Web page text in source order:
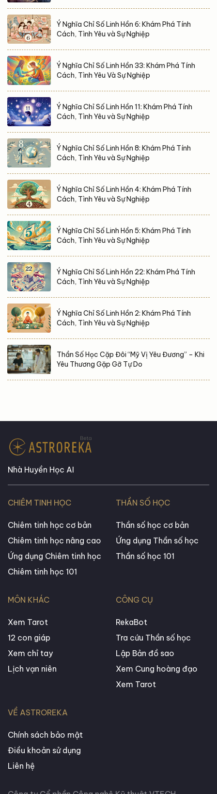
Ý Nghĩa Chỉ Số Linh Hồn 6: Khám Phá Tính
Cách, Tình Yêu và Sự Nghiệp
Ý Nghĩa Chỉ Số Linh Hồn 33: Khám Phá Tính
Cách, Tình Yêu Và Sự Nghiệp
Ý Nghĩa Chỉ Số Linh Hồn 11: Khám Phá Tính
Cách, Tình Yêu và Sự Nghiệp
Ý Nghĩa Chỉ Số Linh Hồn 8: Khám Phá Tính
Cách, Tình Yêu và Sự Nghiệp
Ý Nghĩa Chỉ Số Linh Hồn 4: Khám Phá Tính
Cách, Tình Yêu và Sự Nghiệp
Ý Nghĩa Chỉ Số Linh Hồn 5: Khám Phá Tính
Cách, Tình Yêu và Sự Nghiệp
Ý Nghĩa Chỉ Số Linh Hồn 22: Khám Phá Tính
Cách, Tình Yêu và Sự Nghiệp
Ý Nghĩa Chỉ Số Linh Hồn 2: Khám Phá Tính
Cách, Tình Yêu và Sự Nghiệp
Thần Số Học Cặp Đôi “Mỹ Vị Yêu Đương” – Khi
Yêu Thương Gặp Gỡ Tự Do
Nhà Huyền Học AI
CHIÊM TINH HỌC
Chiêm tinh học cơ bản
Chiêm tinh học nâng cao
Ứng dụng Chiêm tinh học
Chiêm tinh học 101
THẦN SỐ HỌC
Thần số học cơ bản
Ứng dụng Thần số học
Thần số học 101
MÔN KHÁC
Xem Tarot
12 con giáp
Xem chỉ tay
Lịch vạn niên
CÔNG CỤ
RekaBot
Tra cứu Thần số học
Lập Bản đồ sao
Xem Cung hoàng đạo
Xem Tarot
VỀ ASTROREKA
Chính sách bảo mật
Điều khoản sử dụng
Liên hệ